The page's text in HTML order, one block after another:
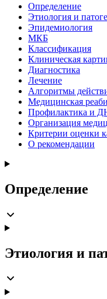
Определение
Этиология и
Эпидемиология
МКБ
Классификация
Клиническая
Диагностика
Лечение
Алгоритмы
Медицинская
Профилактика и
Организация
Критерии оценки
О рекомендации
Определение
Этиология и